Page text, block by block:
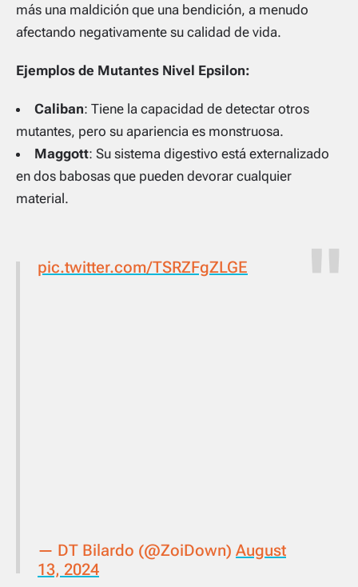
más una maldición que una bendición, a menudo
afectando negativamente su calidad de vida.
Ejemplos de Mutantes Nivel Epsilon:
Caliban: Tiene la capacidad de detectar otros
mutantes, pero su apariencia es monstruosa.
Maggott: Su sistema digestivo está externalizado
en dos babosas que pueden devorar cualquier
material.
pic.twitter.com/TSRZFgZLGE
— DT Bilardo (@ZoiDown) August
13, 2024